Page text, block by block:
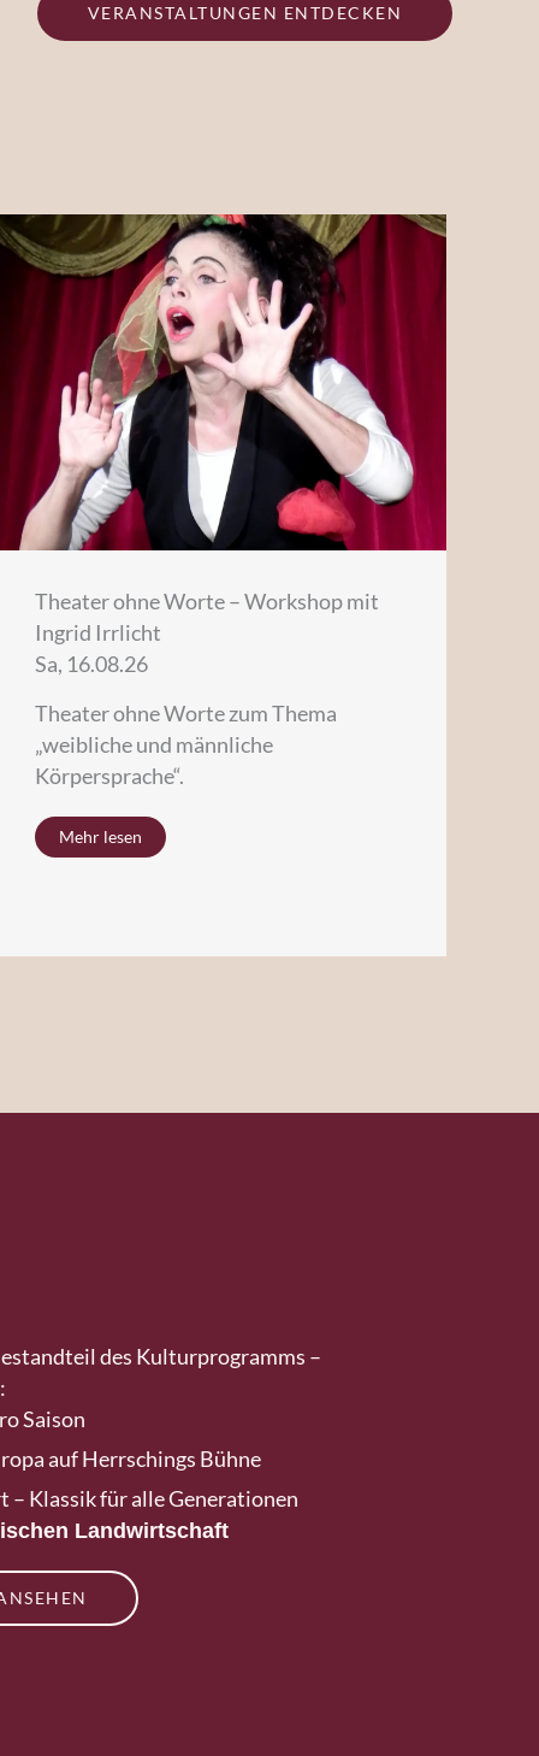
VERANSTALTUNGEN ENTDECKEN
Theater ohne Worte – Workshop mit
Ingrid Irrlicht
Sa, 16.08.26
Theater ohne Worte zum Thema
„weibliche und männliche
Körpersprache“.
Mehr lesen
des Kulturprogramms –
Saison
auf Herrschings Bühne
– Klassik für alle Generationen
Landwirtschaft